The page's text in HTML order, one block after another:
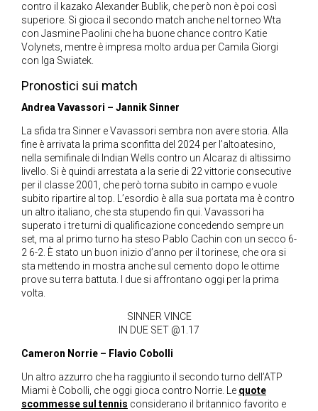
contro il kazako Alexander Bublik, che però non è poi così
superiore. Si gioca il secondo match anche nel torneo Wta
con Jasmine Paolini che ha buone chance contro Katie
Volynets, mentre è impresa molto ardua per Camila Giorgi
con Iga Swiatek.
Pronostici sui match
Andrea Vavassori – Jannik Sinner
La sfida tra Sinner e Vavassori sembra non avere storia. Alla
fine è arrivata la prima sconfitta del 2024 per l’altoatesino,
nella semifinale di Indian Wells contro un Alcaraz di altissimo
livello. Si è quindi arrestata a la serie di 22 vittorie consecutive
per il classe 2001, che però torna subito in campo e vuole
subito ripartire al top. L’esordio è alla sua portata ma è contro
un altro italiano, che sta stupendo fin qui. Vavassori ha
superato i tre turni di qualificazione concedendo sempre un
set, ma al primo turno ha steso Pablo Cachin con un secco 6-
2 6-2. È stato un buon inizio d’anno per il torinese, che ora si
sta mettendo in mostra anche sul cemento dopo le ottime
prove su terra battuta. I due si affrontano oggi per la prima
volta.
SINNER VINCE
IN DUE SET @1.17
Cameron Norrie – Flavio Cobolli
Un altro azzurro che ha raggiunto il secondo turno dell’ATP
Miami è Cobolli, che oggi gioca contro Norrie. Le quote
scommesse sul tennis considerano il britannico favorito e